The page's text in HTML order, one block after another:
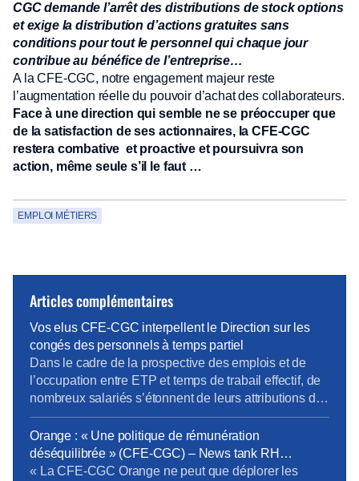
CGC demande l’arrêt des distributions de stock options
et exige la distribution d’actions gratuites sans
conditions pour tout le personnel qui chaque jour
contribue au bénéfice de l’entreprise…
A la CFE-CGC, notre engagement majeur reste
l’augmentation réelle du pouvoir d’achat des collaborateurs.
Face à une direction qui semble ne se préoccuper que
de la satisfaction de ses actionnaires, la CFE-CGC
restera combative et proactive et poursuivra son
action, même seule s’il le faut …
EMPLOI MÉTIERS
Articles complémentaires
Vos elus CFE-CGC interpellent le Direction sur les
congés des personnels à temps partiel
Dans le cadre de la prospective des emplois et de
l’occupation entre ETP et temps de trabail effectif, de
nombreux salariés s’étonnent de leurs attributions de
jour de congés. En effet pour pouvoir passer en temps
partiel, il est important d’en connaître toutes les règles
RH notamment les conséquences sur la paye, les
ICPC, la […]
Orange : « Une politique de rémunération
déséquilibrée » (CFE-CGC) – News tank RH
management
« La CFE-CGC Orange ne peut que déplorer les